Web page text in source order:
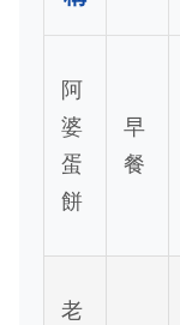
阿
婆
蛋
餅
早
餐
老